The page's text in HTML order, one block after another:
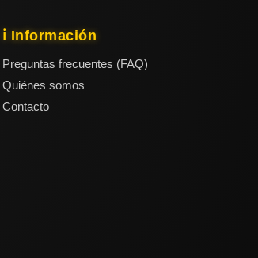
ℹ️ Información
Preguntas frecuentes (FAQ)
Quiénes somos
Contacto